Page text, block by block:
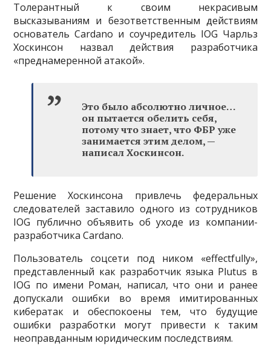
Толерантный к своим некрасивым
высказываниям и безответственным действиям
основатель Cardano и соучредитель IOG Чарльз
Хоскинсон назвал действия разработчика
«преднамеренной атакой».
Это было абсолютно личное…
он пытается обелить себя,
потому что знает, что ФБР уже
занимается этим делом, —
написал Хоскинсон.
Решение Хоскинсона привлечь федеральных
следователей заставило одного из сотрудников
IOG публично объявить об уходе из компании-
разработчика Cardano.
Пользователь соцсети под ником «effectfully»,
представленный как разработчик языка Plutus в
IOG по имени Роман, написал, что они и ранее
допускали ошибки во время имитированных
кибератак и обеспокоены тем, что будущие
ошибки разработки могут привести к таким
неоправданным юридическим последствиям.